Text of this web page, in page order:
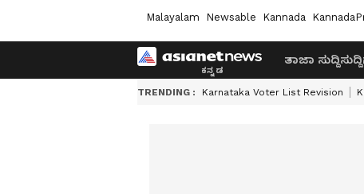
Malayalam Newsable Kannada
ತಾಜಾ ಸುದ್ದಿಸುದ್ದಿ
TRENDING : Karnataka Voter List Revision